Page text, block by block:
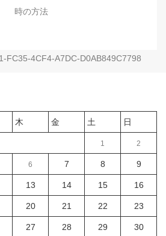
時の方法
FC35-4CF4-A7DC-D0AB849C7798
木 金 土 日
1 2
6 7 8 9
13 14 15 16
20 21 22 23
27 28 29 30